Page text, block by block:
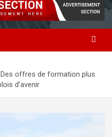
offres de formation plus
d’avenir